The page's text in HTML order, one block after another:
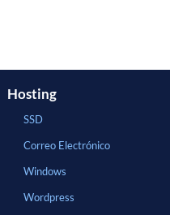
Hosting
SSD
Correo Electrónico
Windows
Wordpress